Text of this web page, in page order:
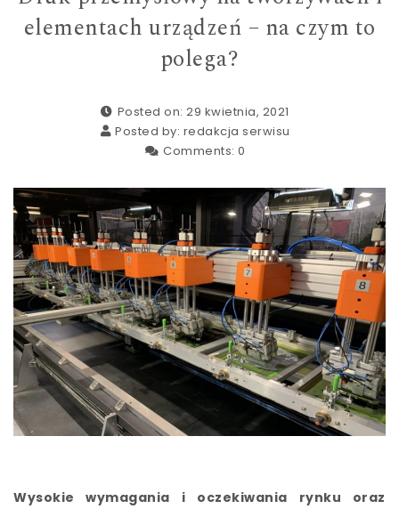
elementach urządzeń – na czym to
polega?
Posted on: 29 kwietnia, 2021
Posted by: redakcja serwisu
Comments: 0
Wysokie wymagania i oczekiwania rynku oraz